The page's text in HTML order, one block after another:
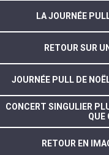
LA JOURNÉE
RETOUR SUR
JOURNÉE PULL DE
CONCERT SINGULIER
QUE
RETOUR EN